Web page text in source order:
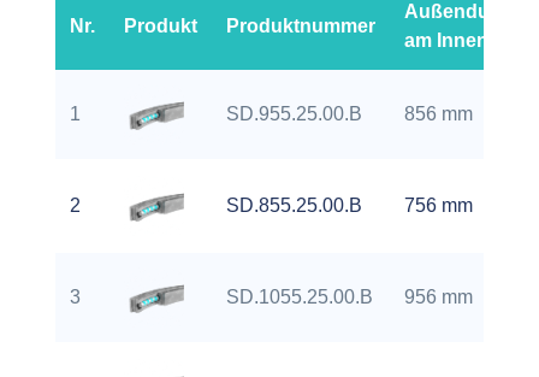
Nr. Produkt Produktnummer
am Innenring
1 SD.955.25.00.B 856 mm
2 SD.855.25.00.B 756 mm
3 SD.1055.25.00.B 956 mm